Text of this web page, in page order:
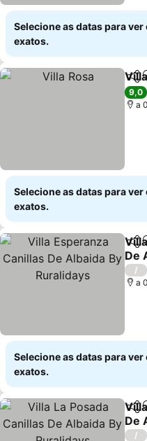
Selecione as datas para
exatos.
9,0
a
Selecione as datas para
exatos.
De
/
a
Selecione as datas para
exatos.
De
/